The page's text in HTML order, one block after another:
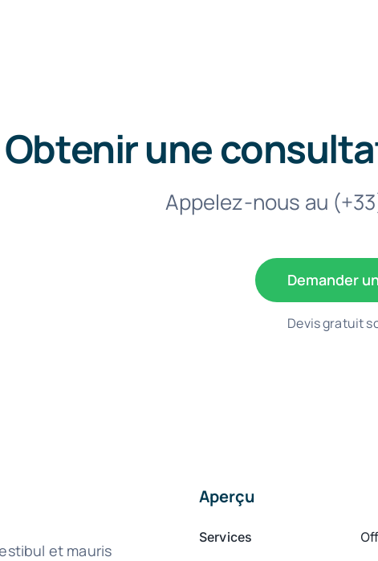
Obtenir une
Appelez-nous au
Demander
Devis gratuit
et mauris
Aperçu
Services